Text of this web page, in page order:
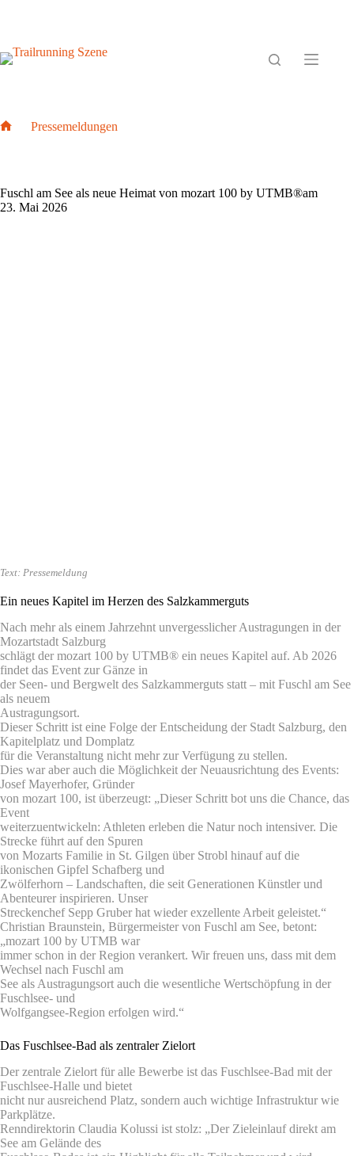
Pressemeldungen
Fuschl am See als neue Heimat von mozart 100 by UTMB®am
23. Mai 2026
Text: Pressemeldung
Ein neues Kapitel im Herzen des Salzkammerguts
Nach mehr als einem Jahrzehnt unvergesslicher Austragungen in der
Mozartstadt Salzburg
schlägt der mozart 100 by UTMB® ein neues Kapitel auf. Ab 2026
findet das Event zur Gänze in
der Seen- und Bergwelt des Salzkammerguts statt – mit Fuschl am See
als neuem
Austragungsort.
Dieser Schritt ist eine Folge der Entscheidung der Stadt Salzburg, den
Kapitelplatz und Domplatz
für die Veranstaltung nicht mehr zur Verfügung zu stellen.
Dies war aber auch die Möglichkeit der Neuausrichtung des Events:
Josef Mayerhofer, Gründer
von mozart 100, ist überzeugt: „Dieser Schritt bot uns die Chance, das
Event
weiterzuentwickeln: Athleten erleben die Natur noch intensiver. Die
Strecke führt auf den Spuren
von Mozarts Familie in St. Gilgen über Strobl hinauf auf die
ikonischen Gipfel Schafberg und
Zwölferhorn – Landschaften, die seit Generationen Künstler und
Abenteurer inspirieren. Unser
Streckenchef Sepp Gruber hat wieder exzellente Arbeit geleistet.“
Christian Braunstein, Bürgermeister von Fuschl am See, betont:
„mozart 100 by UTMB war
immer schon in der Region verankert. Wir freuen uns, dass mit dem
Wechsel nach Fuschl am
See als Austragungsort auch die wesentliche Wertschöpfung in der
Fuschlsee- und
Wolfgangsee-Region erfolgen wird.“
Das Fuschlsee-Bad als zentraler Zielort
Der zentrale Zielort für alle Bewerbe ist das Fuschlsee-Bad mit der
Fuschlsee-Halle und bietet
nicht nur ausreichend Platz, sondern auch wichtige Infrastruktur wie
Parkplätze.
Renndirektorin Claudia Kolussi ist stolz: „Der Zieleinlauf direkt am
See am Gelände des